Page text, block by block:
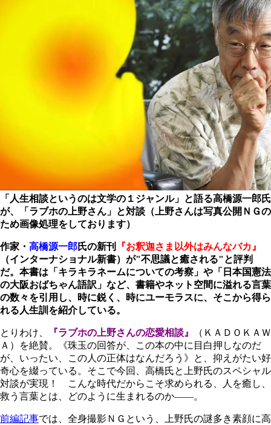
「人生相談というのは文学の１ジャンル」と語る高橋源一郎氏
が、「ラブホの上野さん」と対談（上野さんは写真公開ＮＧの
ため画像処理をしております）
作家・ 高橋源一郎氏の新刊
『お釈迦さま以外はみんなバカ』
（インターナショナル新書）が"不思議と癒される"と評判
だ。本書は「キラキラネームについての考察」や「日本国憲法
の大阪おばちゃん語訳」など、書籍やネット空間に溢れる言葉
の数々を引用し、時に鋭く、時にユーモラスに、そこから得ら
れる人生訓を紹介している。
とりわけ、 『ラブホの上野さんの恋愛相談』
（ＫＡＤＯＫＡＷ
Ａ）を絶賛。《珠玉の回答が、この本の中に目白押しなのだ
が、いったい、この人の正体はなんだろう》と、抑えがたい好
奇心を綴っている。そこで今回、高橋氏と上野氏のスペシャル
対談が実現！ こんな時代だからこそ求められる、人を癒し、
救う言葉とは、どのように生まれるのか――。
前編記事では、全身撮影ＮＧという、上野氏の謎多き素顔に高